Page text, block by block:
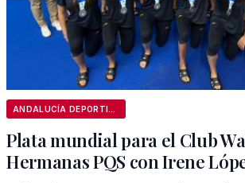
Plata mundial para el Club
Hermanas PQS con Irene